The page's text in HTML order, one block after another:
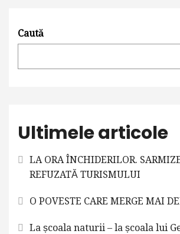
Caută
Ultimele articole
LA ORA ÎNCHIDERILOR.
REFUZATĂ TURISMULUI
O POVESTE CARE MERGE MAI
La școala naturii – la școala lui